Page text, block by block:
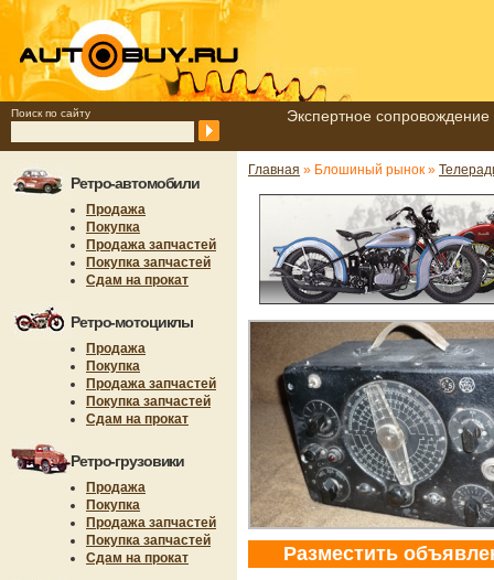
Поиск по сайту Экспертное
Ретро-автомобили
Продажа
Покупка
Продажа запчастей
Покупка запчастей
Сдам на прокат
Ретро-мотоциклы
Продажа
Покупка
Продажа запчастей
Покупка запчастей
Сдам на прокат
Ретро-грузовики
Продажа
Покупка
Продажа запчастей
Покупка запчастей
Сдам на прокат
Главная » Блошиный рынок »
Разместить